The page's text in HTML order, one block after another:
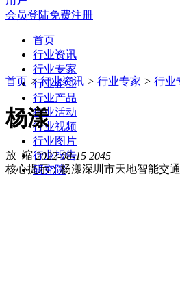
会员登陆免费注册
首页
行业资讯
行业专家
行业企业
行业产品
行业活动
行业视频
行业图片
行业报告
研究院
首页 > 行业资讯 > 行业专家 > 行业
杨漾
2022-08-15 2045
核心提示：杨漾深圳市天地智能交